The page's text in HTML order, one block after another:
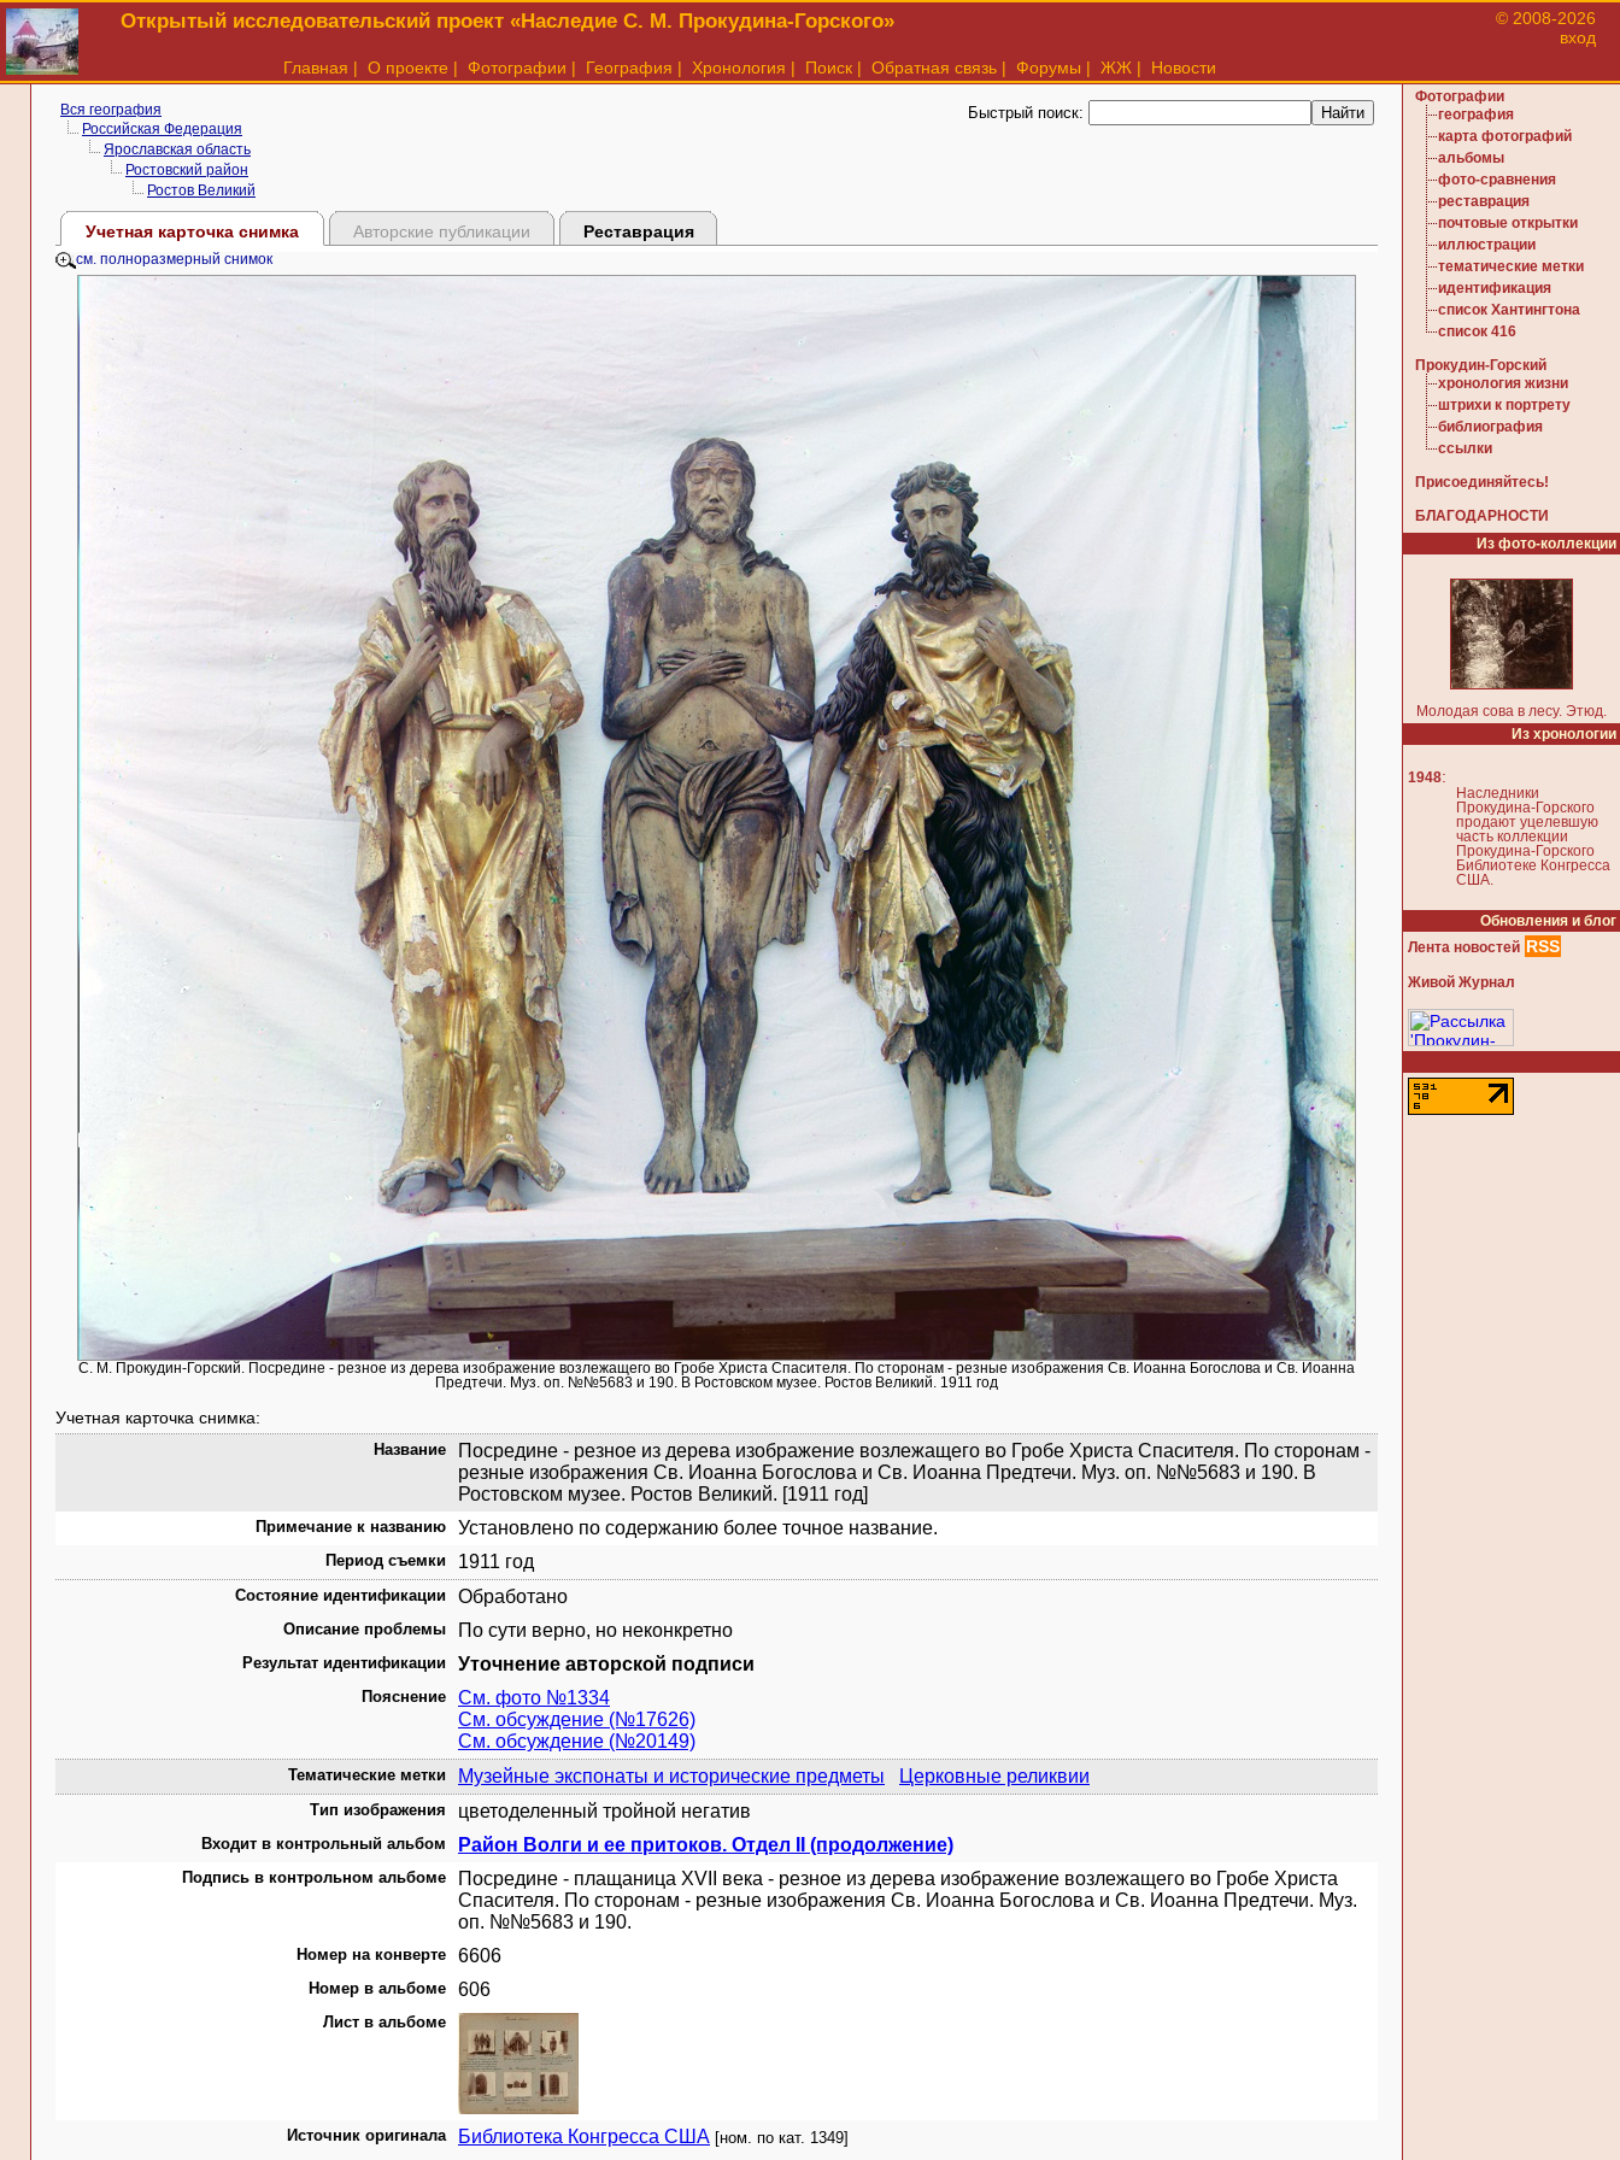
Открытый исследовательский проект «Наследие С. М. Прокудина-Горского»
© 2008-2026
вход
Главная | О проекте | Фотографии | География | Хронология | Поиск | Обратная связь | Форумы | ЖЖ | Новости
Вся география
Российская Федерация
Ярославская область
Ростовский район
Ростов Великий
Быстрый поиск:
Учетная карточка снимка Авторские публикации Реставрация
см. полноразмерный снимок
С. М. Прокудин-Горский. Посредине - резное из дерева изображение возлежащего во Гробе Христа Спасителя. По сторонам - резные изображения Св. Иоанна Богослова и Св. Иоанна
Предтечи. Муз. оп. №№5683 и 190. В Ростовском музее. Ростов Великий. 1911 год
Учетная карточка снимка:
Название
Посредине - резное из дерева изображение возлежащего во Гробе Христа Спасителя. По сторонам -
резные изображения Св. Иоанна Богослова и Св. Иоанна Предтечи. Муз. оп. №№5683 и 190. В
Ростовском музее. Ростов Великий. [1911 год]
Примечание к названию Установлено по содержанию более точное название.
Период съемки 1911 год
Состояние идентификации Обработано
Описание проблемы По сути верно, но неконкретно
Результат идентификации Уточнение авторской подписи
Пояснение
См. фото №1334
См. обсуждение (№17626)
См. обсуждение (№20149)
Тематические метки Музейные экспонаты и исторические предметы Церковные реликвии
Тип изображения цветоделенный тройной негатив
Входит в контрольный альбом Район Волги и ее притоков. Отдел II (продолжение)
Подпись в контрольном альбоме
Посредине - плащаница XVII века - резное из дерева изображение возлежащего во Гробе Христа
Спасителя. По сторонам - резные изображения Св. Иоанна Богослова и Св. Иоанна Предтечи. Муз.
оп. №№5683 и 190.
Номер на конверте 6606
Номер в альбоме 606
Лист в альбоме
Источник оригинала Библиотека Конгресса США [ном. по кат. 1349]
Фотографии
география
карта фотографий
альбомы
фото-сравнения
реставрация
почтовые открытки
иллюстрации
тематические метки
идентификация
список Хантингтона
список 416
Прокудин-Горский
хронология жизни
штрихи к портрету
библиография
ссылки
Присоединяйтесь!
БЛАГОДАРНОСТИ
Из фото-коллекции
Молодая сова в лесу. Этюд.
Из хронологии
1948:
Наследники
Прокудина-Горского
продают уцелевшую
часть коллекции
Прокудина-Горского
Библиотеке Конгресса
США.
Обновления и блог
Лента новостей RSS
Живой Журнал